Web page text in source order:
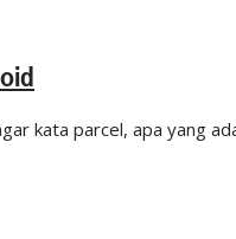
kata parcel, apa yang